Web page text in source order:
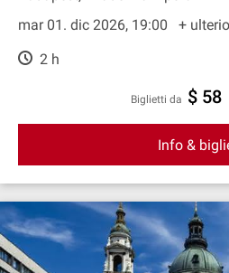
mar 01. dic 2026, 19:00
+
2 h
Biglietti da $ 58
Info &